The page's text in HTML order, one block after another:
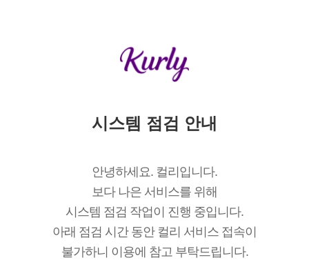
시스템 점검 안내
안녕하세요. 컬리입니다.
보다 나은 서비스를 위해
시스템 점검 작업이 진행 중입니다.
아래 점검 시간 동안 컬리 서비스 접속이
불가하니 이용에 참고 부탁드립니다.